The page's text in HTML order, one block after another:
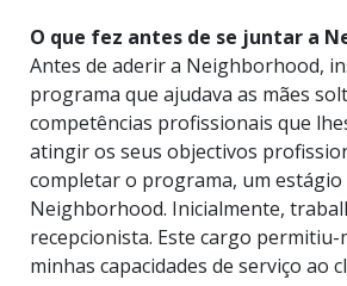
O que fez antes de se juntar a
Antes de aderir a Neighborhood,
programa que ajudava as mães
competências profissionais que
atingir os seus objectivos
completar o programa, um estágio
Neighborhood. Inicialmente,
recepcionista. Este cargo
minhas capacidades de serviço ao